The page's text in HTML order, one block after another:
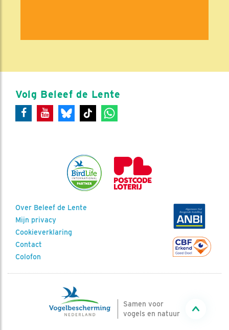
Volg Beleef de Lente
Over Beleef de Lente
Mijn privacy
Cookieverklaring
Contact
Colofon
Samen voor
vogels en natuur